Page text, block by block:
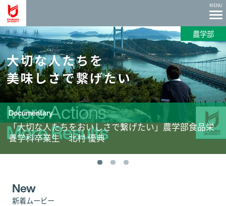
MENU
農学部
Documentary
「大切な人たちをおいしさで繋げたい」農学部食品栄
養学科卒業生 北村 優典
New
新着ムービー